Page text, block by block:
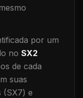
por um
no SX2
de cada
suas
(SX7) e